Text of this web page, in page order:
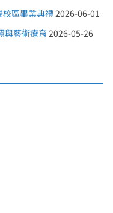
校區畢業典禮2026-06-01
與藝術療育 2026-05-26